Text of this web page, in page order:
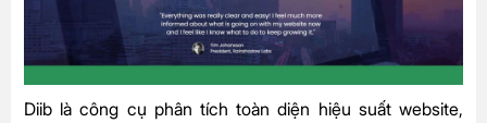
Diib là công cụ phân tích toàn diện hiệu suất website,